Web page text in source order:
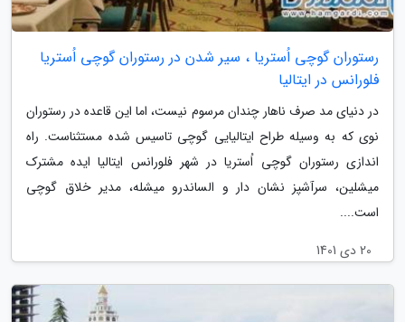
رستوران گوچی اُستریا ، سیر شدن در رستوران گوچی اُستریا
فلورانس در ایتالیا
در دنیای مد صرف ناهار چندان مرسوم نیست، اما این قاعده در رستوران
نوی که به وسیله طراح ایتالیایی گوچی تاسیس شده مستثناست. راه
اندازی رستوران گوچی اُستریا در شهر فلورانس ایتالیا ایده مشترک
میشلین، سرآشپز نشان دار و الساندرو میشله، مدیر خلاق گوچی
است....
20 دی 1401